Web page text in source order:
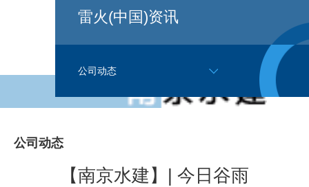
雷火(中国)资讯
公司动态
公司动态
【南京水建】| 今日谷雨